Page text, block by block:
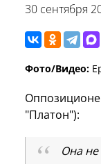
30 сентября
Фото/Видео:
"Платон"):
Она не